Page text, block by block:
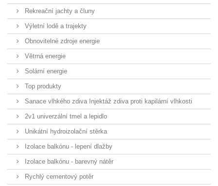
Rekreační jachty a čluny
Výletní lodě a trajekty
Obnovitelné zdroje energie
Větrná energie
Solární energie
Top produkty
Sanace vlhkého zdiva Injektáž zdiva proti kapilární vlhkosti
2v1 univerzální tmel a lepidlo
Unikátní hydroizolační stěrka
Izolace balkónu - lepení dlažby
Izolace balkónu - barevný nátěr
Rychlý cementový potěr